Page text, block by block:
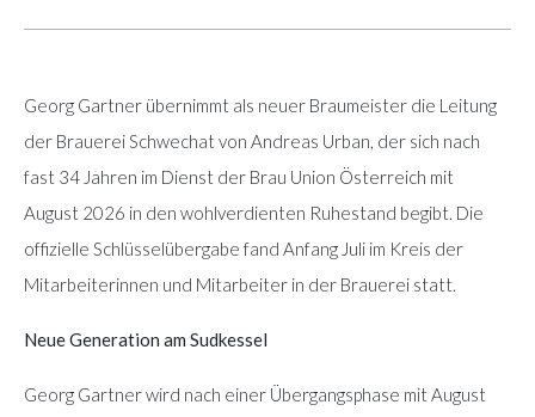
Georg Gartner übernimmt als neuer Braumeister die Leitung
der Brauerei Schwechat von Andreas Urban, der sich nach
fast 34 Jahren im Dienst der Brau Union Österreich mit
August 2026 in den wohlverdienten Ruhestand begibt. Die
offizielle Schlüsselübergabe fand Anfang Juli im Kreis der
Mitarbeiterinnen und Mitarbeiter in der Brauerei statt.
Neue Generation am Sudkessel
Georg Gartner wird nach einer Übergangsphase mit August
Caption
Caption